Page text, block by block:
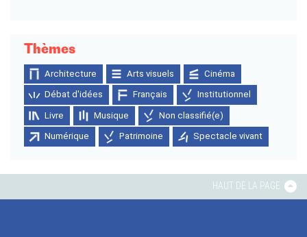
Thèmes
Architecture Arts visuels Cinéma
Débat d'idées Français Institutionnel
Livre Musique Non classifié(e)
Numérique Patrimoine Spectacle vivant
HAUT DE LA PAGE